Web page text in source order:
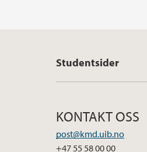
Studentsider
KONTAKT OSS
post@kmd.uib.no
+47 55 58 00 00